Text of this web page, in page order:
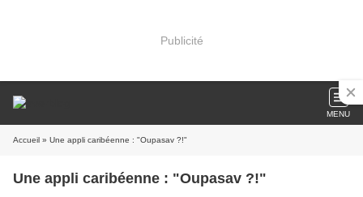
Publicité
MENU
Accueil » Une appli caribéenne : "Oupasav ?!"
Une appli caribéenne : "Oupasav ?!"